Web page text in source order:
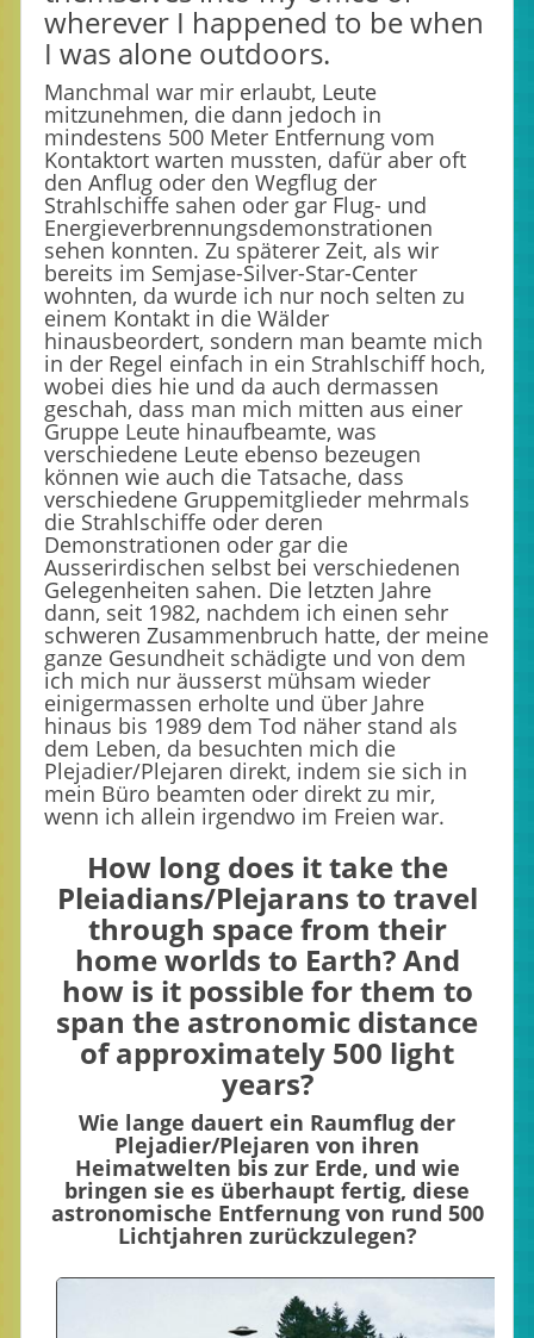
wherever I happened to be when
I was alone outdoors.
Manchmal war mir erlaubt, Leute
mitzunehmen, die dann jedoch in
mindestens 500 Meter Entfernung vom
Kontaktort warten mussten, dafür aber oft
den Anflug oder den Wegflug der
Strahlschiffe sahen oder gar Flug- und
Energieverbrennungsdemonstrationen
sehen konnten. Zu späterer Zeit, als wir
bereits im Semjase-Silver-Star-Center
wohnten, da wurde ich nur noch selten zu
einem Kontakt in die Wälder
hinausbeordert, sondern man beamte mich
in der Regel einfach in ein Strahlschiff hoch,
wobei dies hie und da auch dermassen
geschah, dass man mich mitten aus einer
Gruppe Leute hinaufbeamte, was
verschiedene Leute ebenso bezeugen
können wie auch die Tatsache, dass
verschiedene Gruppemitglieder mehrmals
die Strahlschiffe oder deren
Demonstrationen oder gar die
Ausserirdischen selbst bei verschiedenen
Gelegenheiten sahen. Die letzten Jahre
dann, seit 1982, nachdem ich einen sehr
schweren Zusammenbruch hatte, der meine
ganze Gesundheit schädigte und von dem
ich mich nur äusserst mühsam wieder
einigermassen erholte und über Jahre
hinaus bis 1989 dem Tod näher stand als
dem Leben, da besuchten mich die
Plejadier/Plejaren direkt, indem sie sich in
mein Büro beamten oder direkt zu mir,
wenn ich allein irgendwo im Freien war.
How long does it take the
Pleiadians/Plejarans to travel
through space from their
home worlds to Earth? And
how is it possible for them to
span the astronomic distance
of approximately 500 light
years?
Wie lange dauert ein Raumflug der
Plejadier/Plejaren von ihren
Heimatwelten bis zur Erde, und wie
bringen sie es überhaupt fertig, diese
astronomische Entfernung von rund 500
Lichtjahren zurückzulegen?